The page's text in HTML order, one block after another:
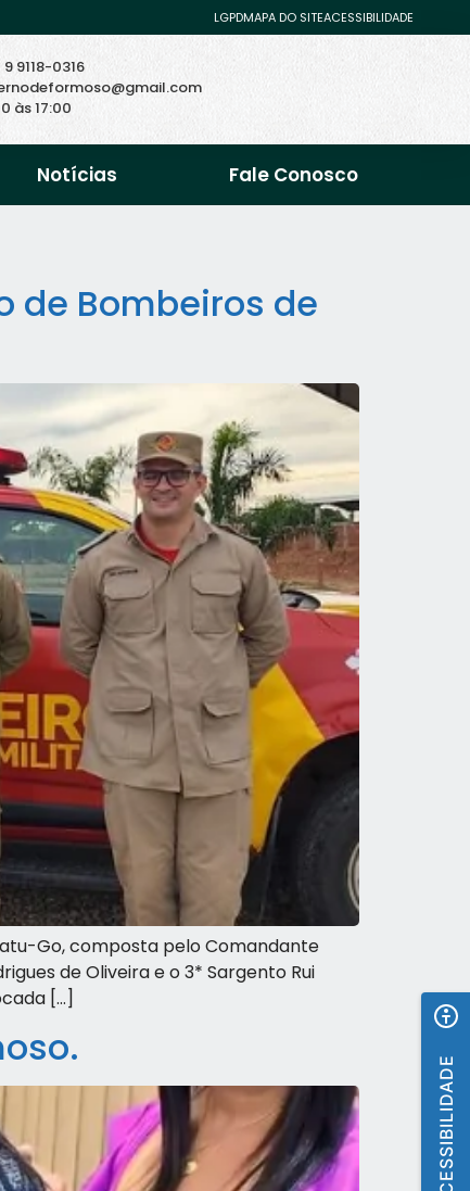
LGPDMAPA DO SITEACESSIBILIDADE
9118-0316
às 17:00
Notícias Fale Conosco
de Bombeiros de
Go, composta pelo Comandante
de Oliveira e o 3* Sargento Rui
[…]
ACESSIBILIDADE